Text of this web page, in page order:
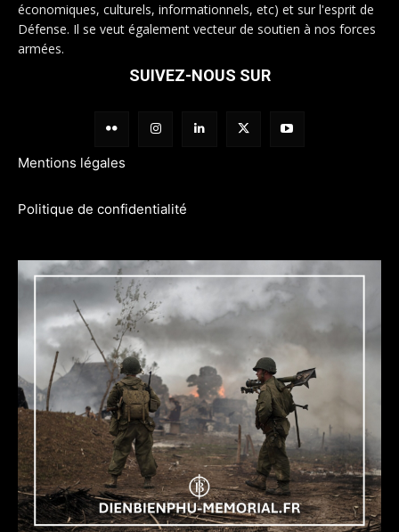
économiques, culturels, informationnels, etc) et sur l'esprit de
Défense. Il se veut également vecteur de soutien à nos forces
armées.
SUIVEZ-NOUS SUR
Mentions légales
Politique de confidentialité